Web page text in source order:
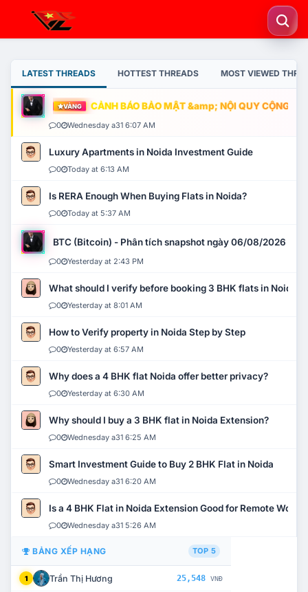
LATEST THREADS HOTTEST THREADS MOST VIEWED
VÀNG CẢNH BÁO BẢO MẬT &amp; NỘI QUY CỘNG
0 Wednesday a31 6:07 AM
Luxury Apartments in Noida Investment Guide
0 Today at 6:13 AM
Is RERA Enough When Buying Flats in Noida?
0 Today at 5:37 AM
BTC (Bitcoin) - Phân tích snapshot ngày 06/08/2026
0 Yesterday at 2:43 PM
What should I verify before booking 3 BHK flats in Noida?
0 Yesterday at 8:01 AM
How to Verify property in Noida Step by Step
0 Yesterday at 6:57 AM
Why does a 4 BHK flat Noida offer better privacy?
0 Yesterday at 6:30 AM
Why should I buy a 3 BHK flat in Noida Extension?
0 Wednesday a31 6:25 AM
Smart Investment Guide to Buy 2 BHK Flat in Noida
0 Wednesday a31 6:20 AM
Is a 4 BHK Flat in Noida Extension Good for Remote Work?
0 Wednesday a31 5:26 AM
BẢNG XẾP HẠNG TOP 5
1 Trần Thị Hương 25,548 VNĐ